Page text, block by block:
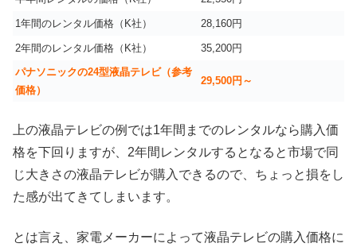
1年間のレンタル価格（K社） 28,160円
2年間のレンタル価格（K社）
35,200円
パナソニックの24型液晶テレビ（参考
価格）
29,500円～
上の液晶テレビの例では1年間までのレンタルなら購入価
格を下回りますが、2年間レンタルするとなると市場で同
じ大きさの液晶テレビが購入できるので、ちょっと損をし
た感が出てきてしまいます。
とは言え、家電メーカーによって液晶テレビの購入価格に